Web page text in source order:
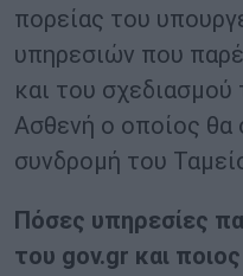
πορείας του
υπηρεσιών που
και του
Ασθενή ο οποίος θα
συνδρομή του
Πόσες υπηρεσίες
του gov.gr και